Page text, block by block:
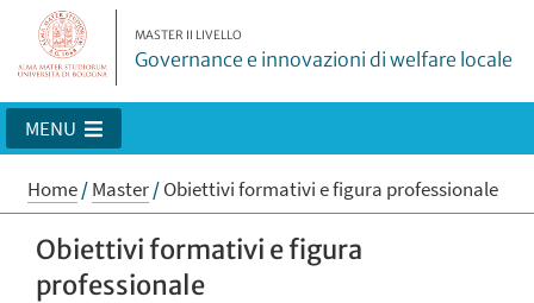
MASTER II LIVELLO
Governance e innovazioni di welfare locale
MENU
Home/Master/Obiettivi formativi e figura professionale
Obiettivi formativi e figura
professionale